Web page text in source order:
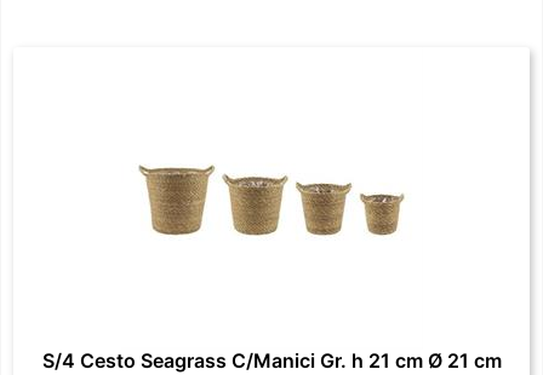
S/4 Cesto Seagrass C/Manici Gr. h 21 cm Ø 21 cm